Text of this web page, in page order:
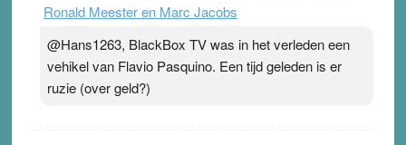
Ronald Meester en Marc Jacobs
@Hans1263, BlackBox TV was in het verleden een
vehikel van Flavio Pasquino. Een tijd geleden is er
ruzie (over geld?)